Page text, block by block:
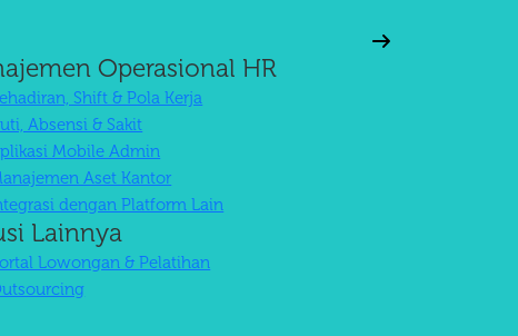
Operasional HR
Shift & Pola Kerja
Absensi & Sakit
Mobile Admin
Aset Kantor
dengan Platform Lain
Lainnya
Lowongan & Pelatihan